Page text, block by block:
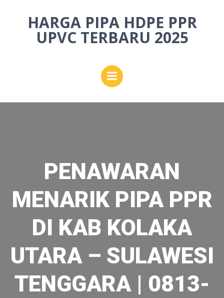
to
content
HARGA PIPA HDPE PPR
UPVC TERBARU 2025
PENAWARAN
MENARIK PIPA PPR
DI KAB KOLAKA
UTARA – SULAWESI
TENGGARA | 0813-